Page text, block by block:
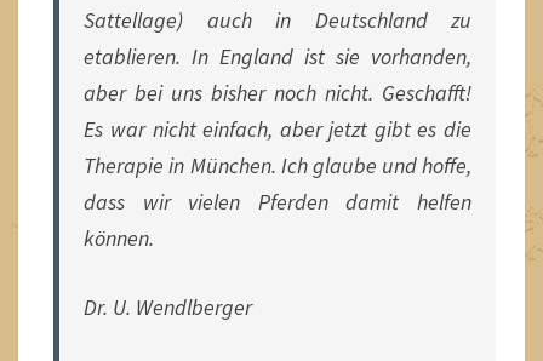
Sattellage) auch in Deutschland zu
etablieren. In England ist sie vorhanden,
aber bei uns bisher noch nicht. Geschafft!
Es war nicht einfach, aber jetzt gibt es die
Therapie in München. Ich glaube und hoffe,
dass wir vielen Pferden damit helfen
können.
Dr. U. Wendlberger